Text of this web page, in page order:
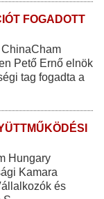
FOGADOTT
Pető Ernő elnök
tag fogadta a
Hungary
Kamara
és